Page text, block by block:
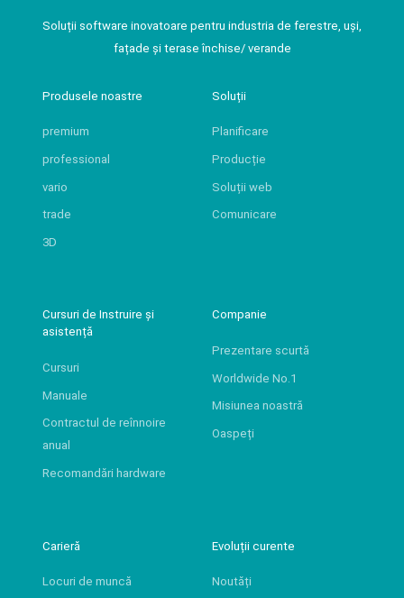
Soluții software inovatoare pentru industria de ferestre, uși,
fațade și terase închise/ verande
Produsele noastre
premium
professional
vario
trade
3D
Soluții
Planificare
Producție
Soluții web
Comunicare
Cursuri de Instruire și
asistență
Cursuri
Manuale
Contractul de reînnoire
anual
Recomandări hardware
Companie
Prezentare scurtă
Worldwide No.1
Misiunea noastră
Oaspeți
Carieră
Locuri de muncă
Evoluții curente
Noutăți